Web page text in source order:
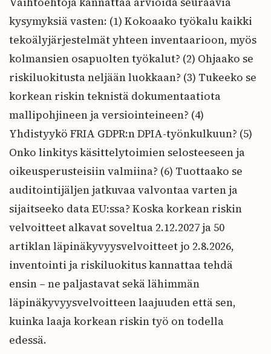
kysymyksiä vasten: (1) Kokoaako työkalu kaikki
tekoälyjärjestelmät yhteen inventaarioon, myös
kolmansien osapuolten työkalut? (2) Ohjaako se
riskiluokitusta neljään luokkaan? (3) Tukeeko se
korkean riskin teknistä dokumentaatiota
mallipohjineen ja versiointeineen? (4)
Yhdistyykö FRIA GDPR:n DPIA-työnkulkuun? (5)
Onko linkitys käsittelytoimien selosteeseen ja
oikeusperusteisiin valmiina? (6) Tuottaako se
auditointijäljen jatkuvaa valvontaa varten ja
sijaitseeko data EU:ssa? Koska korkean riskin
velvoitteet alkavat soveltua 2.12.2027 ja 50
artiklan läpinäkyvyysvelvoitteet jo 2.8.2026,
inventointi ja riskiluokitus kannattaa tehdä
ensin – ne paljastavat sekä lähimmän
läpinäkyvyysvelvoitteen laajuuden että sen,
kuinka laaja korkean riskin työ on todella
edessä.